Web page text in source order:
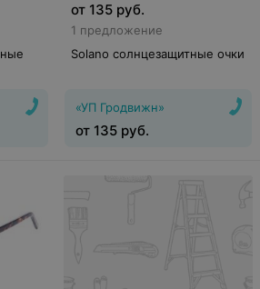
от 135 руб.
1 предложение
Solano солнцезащитные очки
«УП Гродвижн»
от 135 руб.